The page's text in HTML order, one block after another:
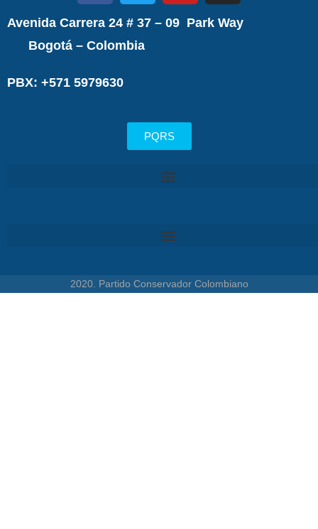
Avenida Carrera 24 # 37 – 09 Park Way
Bogotá – Colombia
PBX: +571 5979630
PQRS
2020. Partido Conservador Colombiano